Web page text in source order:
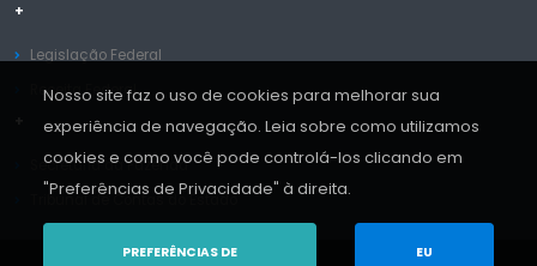
+
Legislação Federal
Receita Federal
Secretaria da Fazenda
Tribunal de Contas do Estado
Nosso site faz o uso de cookies para melhorar sua
experiência de navegação. Leia sobre como utilizamos
cookies e como você pode controlá-los clicando em
"Preferências de Privacidade" à direita.
PREFERÊNCIAS DE
EU